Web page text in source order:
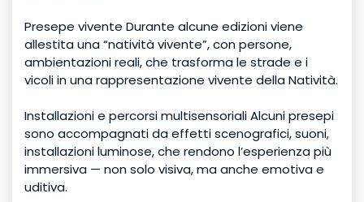
Presepe vivente Durante alcune edizioni viene
allestita una “natività vivente”, con persone,
ambientazioni reali, che trasforma le strade e i
vicoli in una rappresentazione vivente della Natività.
Installazioni e percorsi multisensoriali Alcuni presepi
sono accompagnati da effetti scenografici, suoni,
installazioni luminose, che rendono l’esperienza più
immersiva — non solo visiva, ma anche emotiva e
uditiva.